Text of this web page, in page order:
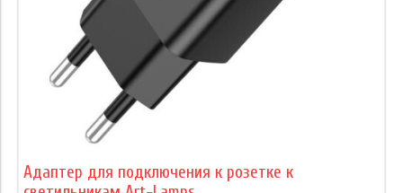
Адаптер для подключения к розетке к